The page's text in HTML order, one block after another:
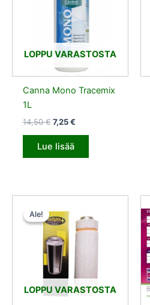
LOPPU VARASTOSTA
Canna Mono Tracemix
1L
14,50€ 7,25€
Lue lisää
Ale!
LOPPU VARASTOSTA
Ale!
hinta
oli:
135,00 €.
on:
128,25 €.